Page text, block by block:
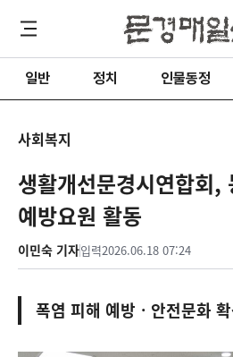
일반 정치 인물동정
사회복지
생활개선문경시연합회,
예방요원 활동
이민숙 기자입력2026.06.18 07:24
폭염 피해 예방ㆍ안전문화